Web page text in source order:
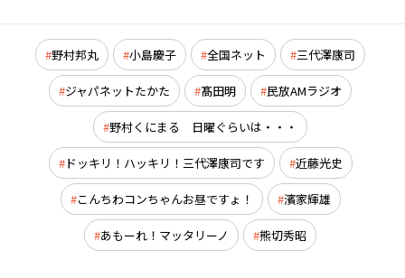
野村邦丸 小島慶子 全国ネット 三代澤康司
ジャパネットたかた 髙田明 民放AMラジオ
野村くにまる 日曜ぐらいは・・・
ドッキリ！ハッキリ！三代澤康司です 近藤光史
こんちわコンちゃんお昼ですょ！ 濱家輝雄
あもーれ！マッタリーノ 熊切秀昭